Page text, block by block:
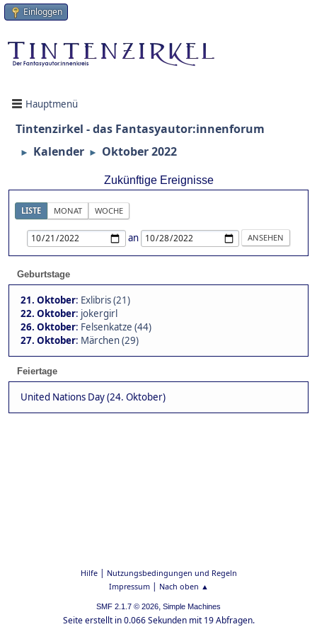
Einloggen
Hauptmenü
Tintenzirkel - das Fantasyautor:innenforum
► Kalender ► Oktober 2022
Zukünftige Ereignisse
LISTE MONAT WOCHE
an
Geburtstage
21. Oktober: Exlibris (21)
22. Oktober: jokergirl
26. Oktober: Felsenkatze (44)
27. Oktober: Märchen (29)
Feiertage
United Nations Day (24. Oktober)
Hilfe| Nutzungsbedingungen und Regeln
Impressum| Nach oben ▲
SMF 2.1.7 © 2026, Simple Machines
Seite erstellt in 0.066 Sekunden mit 19 Abfragen.